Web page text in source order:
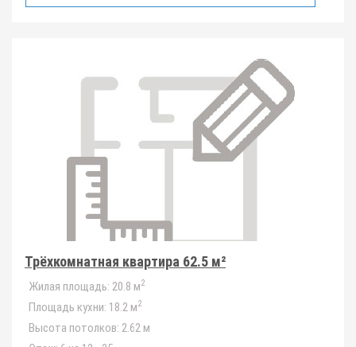
Трёхкомнатная квартира 62.5 м²
Жилая площадь: 20.8 м2
Площадь кухни: 18.2 м2
Высота потолков: 2.62 м